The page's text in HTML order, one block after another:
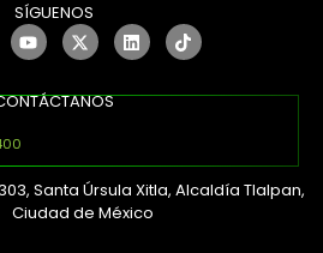
SÍGUENOS
Santa Úrsula Xitla, Alcaldía Tlalpan,
Ciudad de México